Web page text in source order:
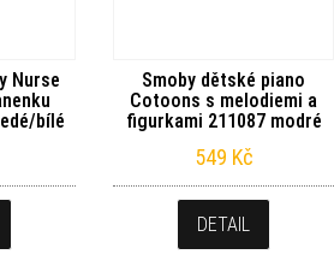
Nurse
bílé
Smoby dětské piano
Cotoons s melodiemi a
figurkami 211087 modré
549 Kč
DETAIL